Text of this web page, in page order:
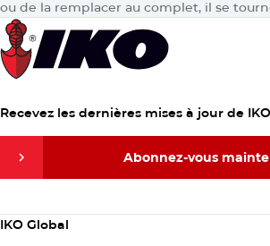
ou de la remplacer au complet, il se
probablement vers Google pour obtenir
Ensuite, consciemment ou…
Recevez les dernières mises à jour de
Abonnez-vous
Column
IKO Global